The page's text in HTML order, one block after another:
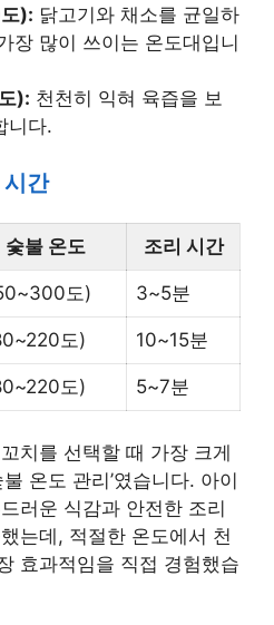
): 닭고기와 채소를 균일하
장 많이 쓰이는 온도대입니
): 천천히 익혀 육즙을 보
니다.
간
숯불 온도 조리 시간
도) 3~5분
도) 10~15분
도) 5~7분
치를 선택할 때 가장 크게
온도 관리’였습니다. 아이
러운 식감과 안전한 조리
는데, 적절한 온도에서 천
효과적임을 직접 경험했습